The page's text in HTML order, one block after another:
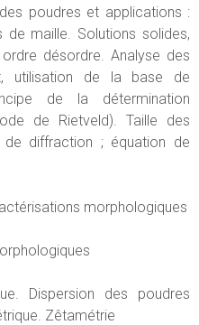
poudres et applications :
de maille. Solutions solides,
désordre. Analyse des
utilisation de la base de
de la détermination
de Rietveld). Taille des
diffraction ; équation de
morphologiques
Dispersion des poudres
Zêtamétrie